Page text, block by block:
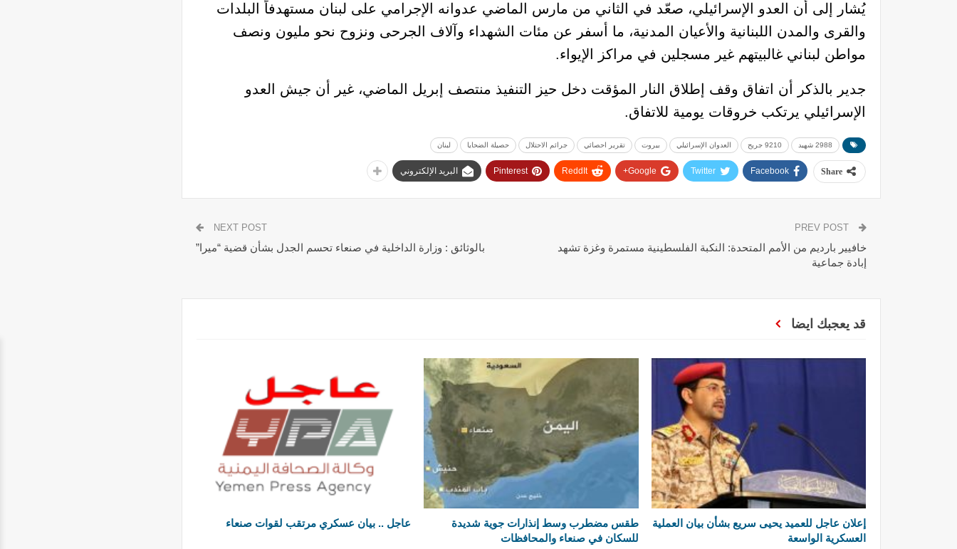
يُشار إلى أن العدو الإسرائيلي، صعّد في الثاني من مارس الماضي عدوانه الإجرامي على لبنان مستهدفاً البلدات
والقرى والمدن اللبنانية والأعيان المدنية، ما أسفر عن مئات الشهداء وآلاف الجرحى ونزوح نحو مليون ونصف
مواطن لبناني غالبيتهم غير مسجلين في مراكز الإيواء.
جدير بالذكر أن اتفاق وقف إطلاق النار المؤقت دخل حيز التنفيذ منتصف إبريل الماضي، غير أن جيش العدو
الإسرائيلي يرتكب خروقات يومية للاتفاق.
2988 شهيد 9210 جريح العدوان الإسرائيلي بيروت تقرير احصائي جرائم الاحتلال حصيلة الضحايا لبنان
Share
Facebook
Twitter
Google+
ReddIt
Pinterest البريد الإلكتروني
خافيير بارديم من الأمم المتحدة: النكبة الفلسطينية مستمرة وغزة تشهد
إبادة جماعية
NEXT POST
بالوثائق : وزارة الداخلية في صنعاء تحسم الجدل بشأن قضية “ميرا”
قد يعجبك ايضا
إعلان عاجل للعميد يحيى سريع بشأن بيان العملية
العسكرية الواسعة
طقس مضطرب وسط إنذارات جوية شديدة
للسكان في صنعاء والمحافظات
عاجل .. بيان عسكري مرتقب لقوات صنعاء